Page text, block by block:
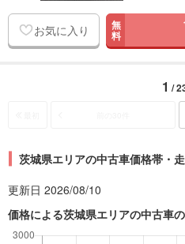
お気に入り 無
料
1 /
茨城県エリアの中古車価格帯・
更新日 2026/08/10
価格による茨城県エリアの中古車